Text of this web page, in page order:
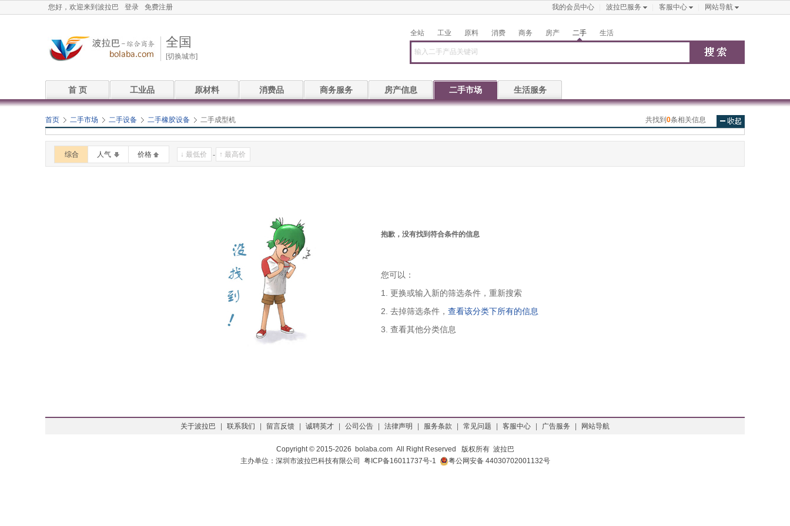
您好，欢迎来到波拉巴 登录 免费注册 我的会员中心 波拉巴服务 客服中心 网站导航
全国
[切换城市]
全站 工业 原料 消费 商务 房产 二手 生活
首 页 工业品 原材料 消费品 商务服务 房产信息 二手市场 生活服务
首页 二手市场 二手设备 二手橡胶设备 二手成型机 共找到 0条相关信息
综合 人气 价格 -
抱歉，没有找到符合条件的信息
您可以：
1. 更换或输入新的筛选条件，重新搜索
2. 去掉筛选条件，查看该分类下所有的信息
3. 查看其他分类信息
关于波拉巴 联系我们 留言反馈 诚聘英才 公司公告 法律声明 服务条款 常见问题 客服中心 广告服务 网站导航
Copyright © 2015-2026 bolaba.com All Right Reserved 版权所有 波拉巴
主办单位：深圳市波拉巴科技有限公司 粤ICP备16011737号-1 粤公网安备 44030702001132号